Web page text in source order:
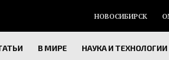
НОВОСИБИРСК
В МИРЕ НАУКА И ТЕХНОЛОГИИ